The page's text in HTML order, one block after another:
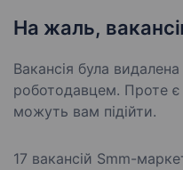
На жаль,
Вакансія була
роботодавцем. Проте є
можуть вам підійти.
17 вакансій Smm-